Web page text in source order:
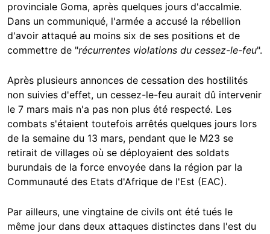
provinciale Goma, après quelques jours d'accalmie.
Dans un communiqué, l'armée a accusé la rébellion
d'avoir attaqué au moins six de ses positions et de
commettre de "récurrentes violations du cessez-le-feu".
Après plusieurs annonces de cessation des hostilités
non suivies d'effet, un cessez-le-feu aurait dû intervenir
le 7 mars mais n'a pas non plus été respecté. Les
combats s'étaient toutefois arrêtés quelques jours lors
de la semaine du 13 mars, pendant que le M23 se
retirait de villages où se déployaient des soldats
burundais de la force envoyée dans la région par la
Communauté des Etats d'Afrique de l'Est (EAC).
Par ailleurs, une vingtaine de civils ont été tués le
même jour dans deux attaques distinctes dans l'est du